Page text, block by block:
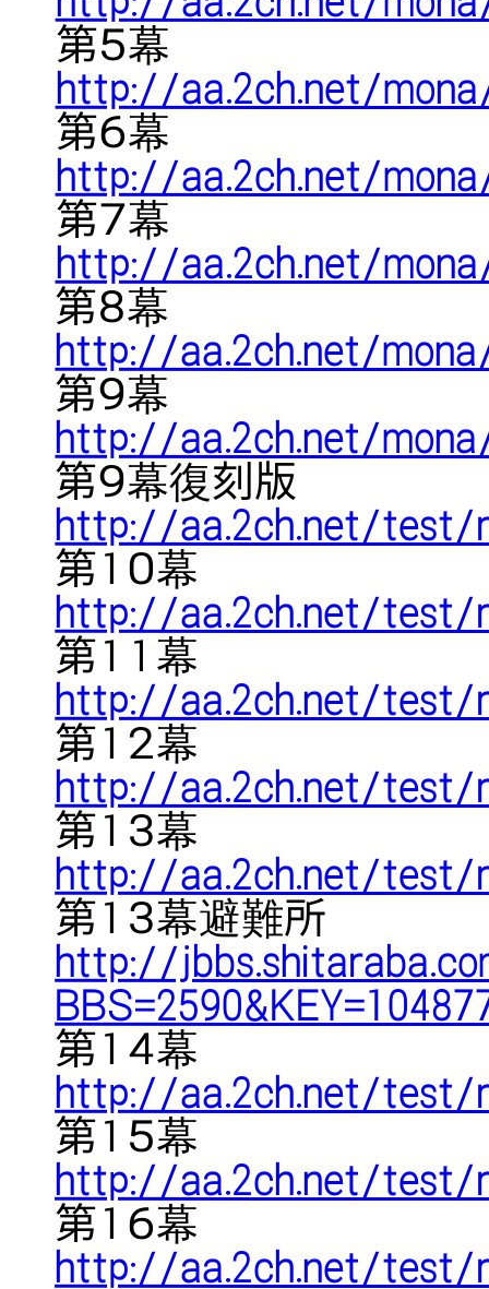
第５幕
http://aa.2ch.net/
第６幕
http://aa.2ch.net/
第７幕
http://aa.2ch.net/
第８幕
http://aa.2ch.net/
第９幕
http://aa.2ch.net/
第９幕復刻版
http://aa.2ch.net/test/
第１０幕
http://aa.2ch.net/test/
第１１幕
http://aa.2ch.net/test/
第１２幕
http://aa.2ch.net/test/
第１３幕
http://aa.2ch.net/test/
第１３幕避難所
http://
第１４幕
http://aa.2ch.net/test/
第１５幕
http://aa.2ch.net/test/
第１６幕
http://aa.2ch.net/test/